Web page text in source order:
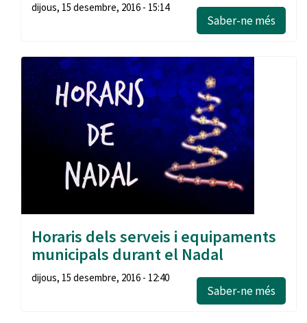
dijous, 15 desembre, 2016 - 15:14
Saber-ne més
Horaris dels serveis i equipaments
municipals durant el Nadal
dijous, 15 desembre, 2016 - 12:40
Saber-ne més